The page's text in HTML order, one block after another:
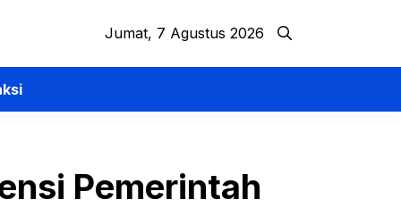
Jumat, 7 Agustus 2026
Pemerintah